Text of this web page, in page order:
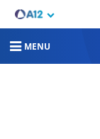
MENU